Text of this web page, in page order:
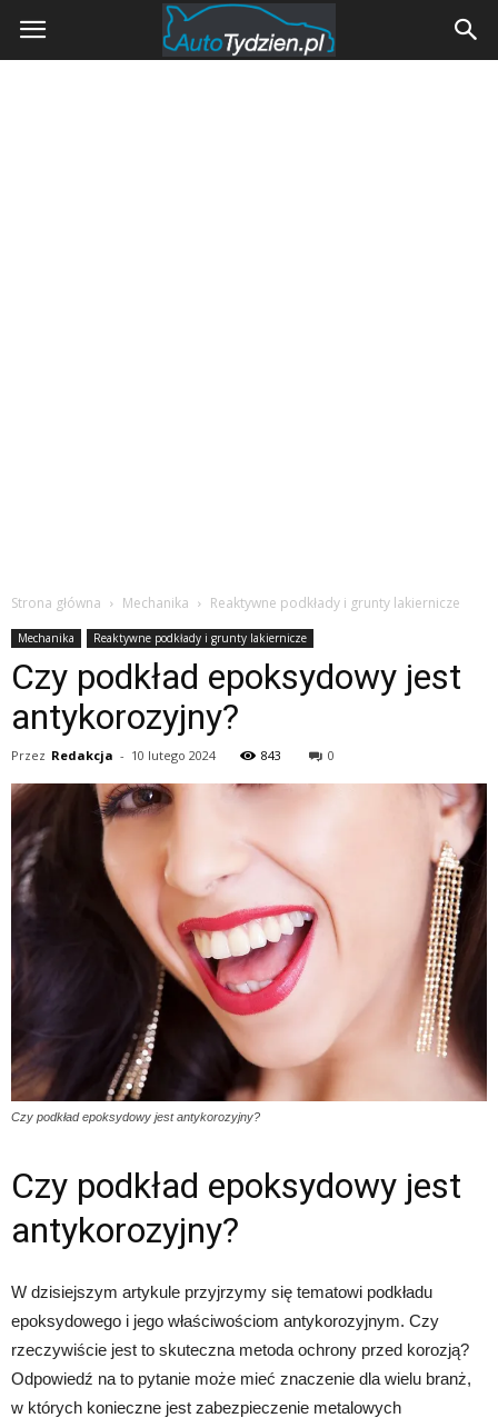
AutoTydzien.pl
Strona główna Mechanika Reaktywne podkłady i grunty lakiernicze
Mechanika Reaktywne podkłady i grunty lakiernicze
Czy podkład epoksydowy jest
antykorozyjny?
Przez Redakcja - 10 lutego 2024 843 0
Czy podkład epoksydowy jest antykorozyjny?
Czy podkład epoksydowy jest
antykorozyjny?
W dzisiejszym artykule przyjrzymy się tematowi podkładu
epoksydowego i jego właściwościom antykorozyjnym. Czy
rzeczywiście jest to skuteczna metoda ochrony przed korozją?
Odpowiedź na to pytanie może mieć znaczenie dla wielu branż,
w których konieczne jest zabezpieczenie metalowych